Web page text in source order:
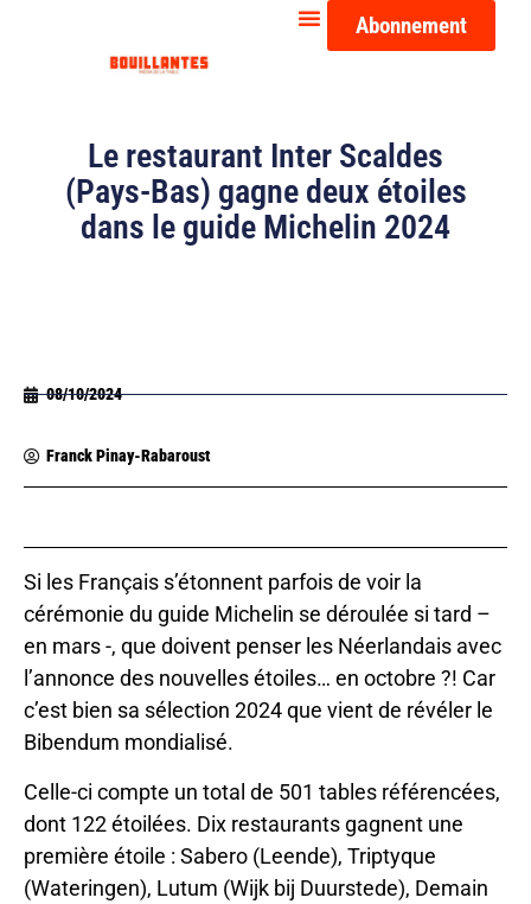
Abonnement
Le restaurant Inter Scaldes
(Pays-Bas) gagne deux étoiles
dans le guide Michelin 2024
08/10/2024
Franck Pinay-Rabaroust
Si les Français s’étonnent parfois de voir la
cérémonie du guide Michelin se déroulée si tard –
en mars -, que doivent penser les Néerlandais avec
l’annonce des nouvelles étoiles… en octobre ?! Car
c’est bien sa sélection 2024 que vient de révéler le
Bibendum mondialisé.
Celle-ci compte un total de 501 tables référencées,
dont 122 étoilées. Dix restaurants gagnent une
première étoile : Sabero (Leende), Triptyque
(Wateringen), Lutum (Wijk bij Duurstede), Demain